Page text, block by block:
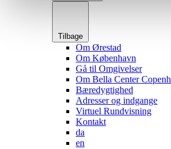
Tilbage
Om Ørestad
Om København
Gå til Omgivelser
Om Bella Center
Bæredygtighed
Adresser og indgange
Virtuel Rundvisning
Kontakt
da
en